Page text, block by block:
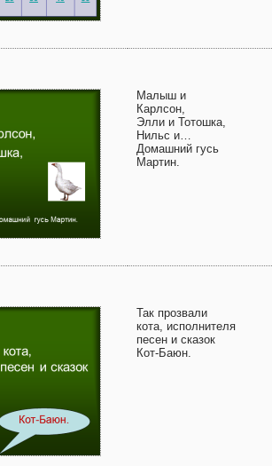
Малыш и
Карлсон,
Элли и Тотошка,
Нильс и…
Домашний гусь
Мартин.
Так прозвали
кота, исполнителя
песен и сказок
Кот-Баюн.